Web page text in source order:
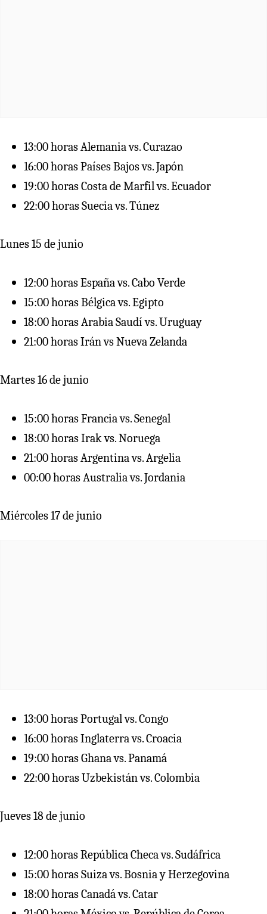
13:00 horas Alemania vs. Curazao
16:00 horas Países Bajos vs. Japón
19:00 horas Costa de Marfil vs. Ecuador
22:00 horas Suecia vs. Túnez
Lunes 15 de junio
12:00 horas España vs. Cabo Verde
15:00 horas Bélgica vs. Egipto
18:00 horas Arabia Saudí vs. Uruguay
21:00 horas Irán vs Nueva Zelanda
Martes 16 de junio
15:00 horas Francia vs. Senegal
18:00 horas Irak vs. Noruega
21:00 horas Argentina vs. Argelia
00:00 horas Australia vs. Jordania
Miércoles 17 de junio
13:00 horas Portugal vs. Congo
16:00 horas Inglaterra vs. Croacia
19:00 horas Ghana vs. Panamá
22:00 horas Uzbekistán vs. Colombia
Jueves 18 de junio
12:00 horas República Checa vs. Sudáfrica
15:00 horas Suiza vs. Bosnia y Herzegovina
18:00 horas Canadá vs. Catar